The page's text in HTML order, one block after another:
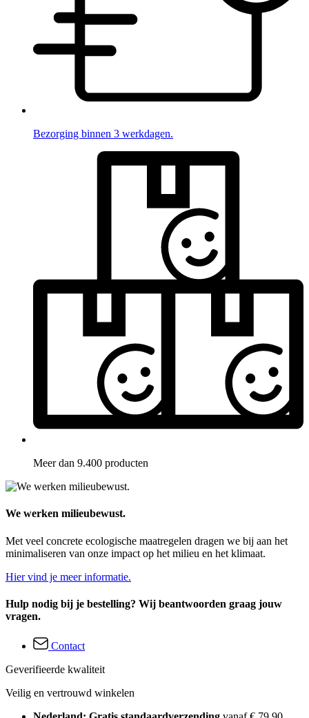
Bezorging binnen 3 werkdagen.
Meer dan 9.400 producten
We werken milieubewust.
Met veel concrete ecologische maatregelen dragen we bij aan het
minimaliseren van onze impact op het milieu en het klimaat.
Hier vind je meer informatie.
Hulp nodig bij je bestelling? Wij beantwoorden graag jouw
vragen.
Contact
Geverifieerde kwaliteit
Veilig en vertrouwd winkelen